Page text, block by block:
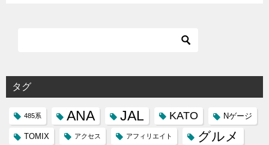
タグ
485系 ANA JAL KATO Nゲージ
TOMIX アクセス アフィリエイト グルメ